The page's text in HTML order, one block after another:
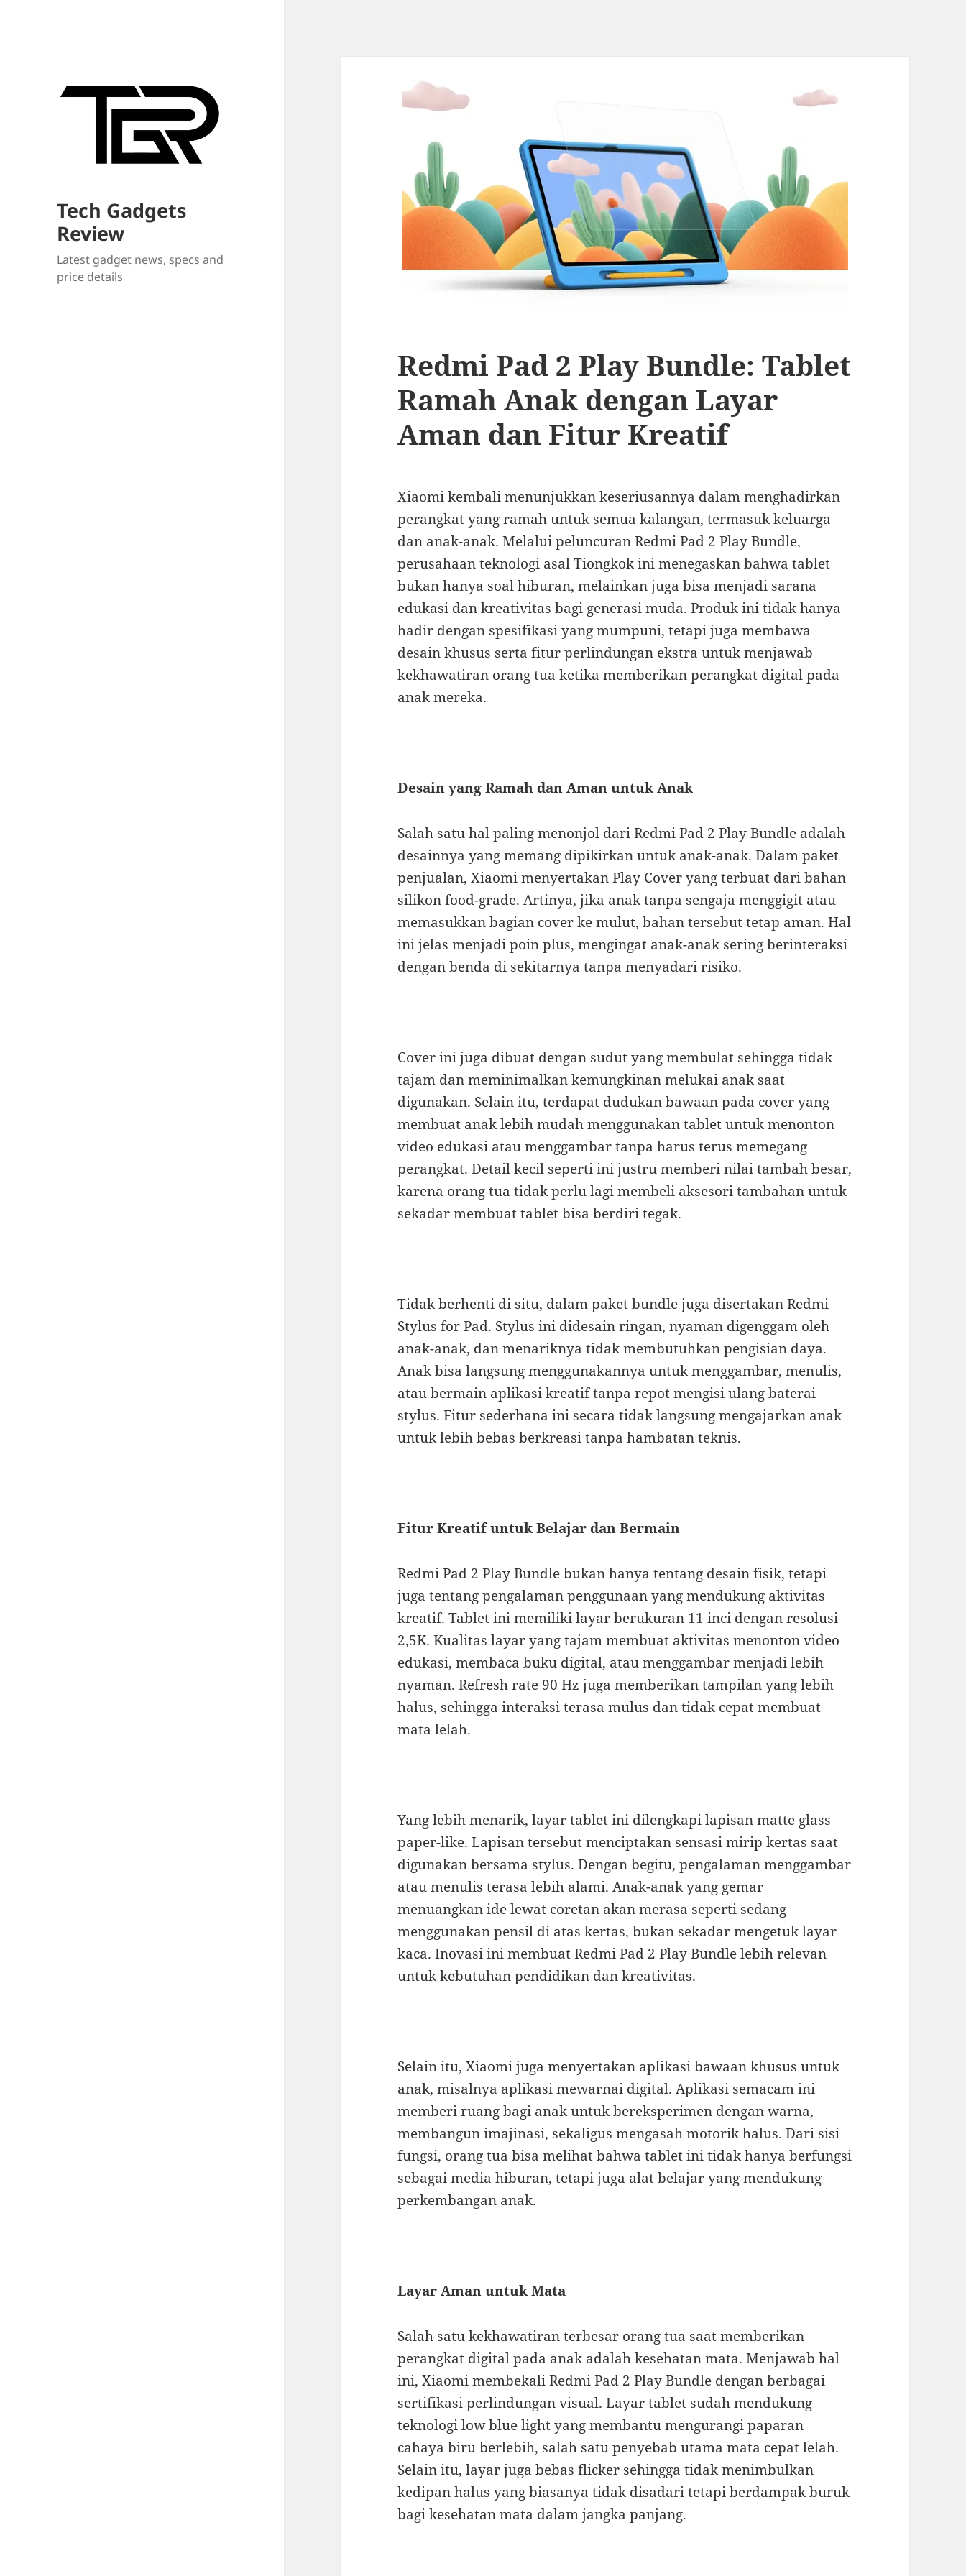
Tech Gadgets
Review
Latest gadget news, specs and
price details
Redmi Pad 2 Play Bundle: Tablet
Ramah Anak dengan Layar
Aman dan Fitur Kreatif
Xiaomi kembali menunjukkan keseriusannya dalam menghadirkan
perangkat yang ramah untuk semua kalangan, termasuk keluarga
dan anak-anak. Melalui peluncuran Redmi Pad 2 Play Bundle,
perusahaan teknologi asal Tiongkok ini menegaskan bahwa tablet
bukan hanya soal hiburan, melainkan juga bisa menjadi sarana
edukasi dan kreativitas bagi generasi muda. Produk ini tidak hanya
hadir dengan spesifikasi yang mumpuni, tetapi juga membawa
desain khusus serta fitur perlindungan ekstra untuk menjawab
kekhawatiran orang tua ketika memberikan perangkat digital pada
anak mereka.
Desain yang Ramah dan Aman untuk Anak
Salah satu hal paling menonjol dari Redmi Pad 2 Play Bundle adalah
desainnya yang memang dipikirkan untuk anak-anak. Dalam paket
penjualan, Xiaomi menyertakan Play Cover yang terbuat dari bahan
silikon food-grade. Artinya, jika anak tanpa sengaja menggigit atau
memasukkan bagian cover ke mulut, bahan tersebut tetap aman. Hal
ini jelas menjadi poin plus, mengingat anak-anak sering berinteraksi
dengan benda di sekitarnya tanpa menyadari risiko.
Cover ini juga dibuat dengan sudut yang membulat sehingga tidak
tajam dan meminimalkan kemungkinan melukai anak saat
digunakan. Selain itu, terdapat dudukan bawaan pada cover yang
membuat anak lebih mudah menggunakan tablet untuk menonton
video edukasi atau menggambar tanpa harus terus memegang
perangkat. Detail kecil seperti ini justru memberi nilai tambah besar,
karena orang tua tidak perlu lagi membeli aksesori tambahan untuk
sekadar membuat tablet bisa berdiri tegak.
Tidak berhenti di situ, dalam paket bundle juga disertakan Redmi
Stylus for Pad. Stylus ini didesain ringan, nyaman digenggam oleh
anak-anak, dan menariknya tidak membutuhkan pengisian daya.
Anak bisa langsung menggunakannya untuk menggambar, menulis,
atau bermain aplikasi kreatif tanpa repot mengisi ulang baterai
stylus. Fitur sederhana ini secara tidak langsung mengajarkan anak
untuk lebih bebas berkreasi tanpa hambatan teknis.
Fitur Kreatif untuk Belajar dan Bermain
Redmi Pad 2 Play Bundle bukan hanya tentang desain fisik, tetapi
juga tentang pengalaman penggunaan yang mendukung aktivitas
kreatif. Tablet ini memiliki layar berukuran 11 inci dengan resolusi
2,5K. Kualitas layar yang tajam membuat aktivitas menonton video
edukasi, membaca buku digital, atau menggambar menjadi lebih
nyaman. Refresh rate 90 Hz juga memberikan tampilan yang lebih
halus, sehingga interaksi terasa mulus dan tidak cepat membuat
mata lelah.
Yang lebih menarik, layar tablet ini dilengkapi lapisan matte glass
paper-like. Lapisan tersebut menciptakan sensasi mirip kertas saat
digunakan bersama stylus. Dengan begitu, pengalaman menggambar
atau menulis terasa lebih alami. Anak-anak yang gemar
menuangkan ide lewat coretan akan merasa seperti sedang
menggunakan pensil di atas kertas, bukan sekadar mengetuk layar
kaca. Inovasi ini membuat Redmi Pad 2 Play Bundle lebih relevan
untuk kebutuhan pendidikan dan kreativitas.
Selain itu, Xiaomi juga menyertakan aplikasi bawaan khusus untuk
anak, misalnya aplikasi mewarnai digital. Aplikasi semacam ini
memberi ruang bagi anak untuk bereksperimen dengan warna,
membangun imajinasi, sekaligus mengasah motorik halus. Dari sisi
fungsi, orang tua bisa melihat bahwa tablet ini tidak hanya berfungsi
sebagai media hiburan, tetapi juga alat belajar yang mendukung
perkembangan anak.
Layar Aman untuk Mata
Salah satu kekhawatiran terbesar orang tua saat memberikan
perangkat digital pada anak adalah kesehatan mata. Menjawab hal
ini, Xiaomi membekali Redmi Pad 2 Play Bundle dengan berbagai
sertifikasi perlindungan visual. Layar tablet sudah mendukung
teknologi low blue light yang membantu mengurangi paparan
cahaya biru berlebih, salah satu penyebab utama mata cepat lelah.
Selain itu, layar juga bebas flicker sehingga tidak menimbulkan
kedipan halus yang biasanya tidak disadari tetapi berdampak buruk
bagi kesehatan mata dalam jangka panjang.